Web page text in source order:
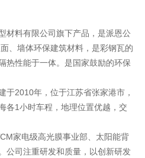
材料有限公司旗下产品，是派恩公
、墙体环保建筑材料，是彩钢瓦的
热性能于一体。是国家鼓励的环保
于2010年，位于江苏省张家港市，
各1小时车程，地理位置优越，交
家电级高光膜事业部、太阳能背
公司注重研发和质量，以创新研发